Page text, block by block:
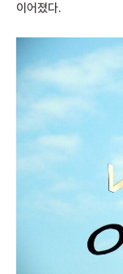
이어졌다.